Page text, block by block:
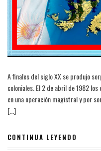
A finales del siglo XX se produjo
coloniales. El 2 de abril de 1982
en una operación magistral y por
[…]
CONTINUA LEYENDO